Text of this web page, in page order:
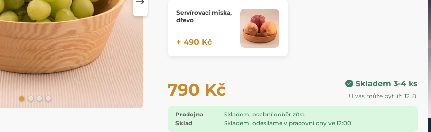
Servírovací miska,
dřevo
+ 490 Kč
790 Kč Skladem 3-4 ks
U vás může být již: 12. 8.
Prodejna
Skladem, osobní odběr zítra
Sklad
Skladem, odesíláme v pracovní dny ve 12:00